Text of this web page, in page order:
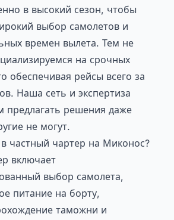
в высокий сезон, чтобы
выбор самолетов и
времен вылета. Тем не
на срочных
обеспечивая рейсы всего за
Наша сеть и экспертиза
предлагать решения даже
не могут.
частный чартер на Миконос?
включает
выбор самолета,
питание на борту,
таможни и